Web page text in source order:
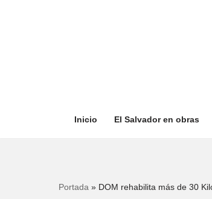
Inicio El Salvador en obras
Portada » DOM rehabilita más de 30